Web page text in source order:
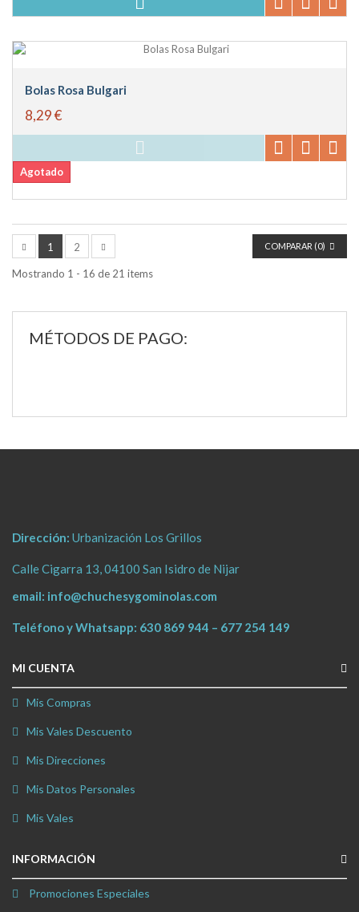
Bolas Rosa Bulgari
8,29 €
Agotado
COMPARAR (0)
1 2
Mostrando 1 - 16 de 21 items
MÉTODOS DE PAGO:
Dirección: Urbanización Los Grillos
Calle Cigarra 13, 04100 San Isidro de Nijar
email: info@chuchesygominolas.com
Teléfono y Whatsapp: 630 869 944 – 677 254 149
MI CUENTA
Mis Compras
Mis Vales Descuento
Mis Direcciones
Mis Datos Personales
Mis Vales
INFORMACIÓN
Promociones Especiales